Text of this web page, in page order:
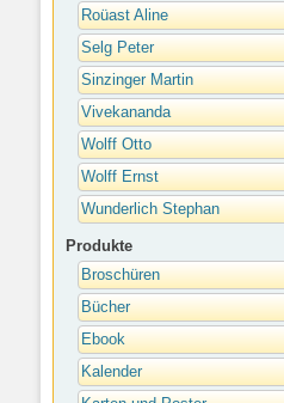
Roüast Aline
Selg Peter
Sinzinger Martin
Vivekananda
Wolff Otto
Wolff Ernst
Wunderlich Stephan
Produkte
Broschüren
Bücher
Ebook
Kalender